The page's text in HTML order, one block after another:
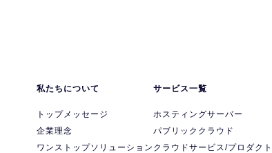
私たちについて
トップメッセージ
企業理念
ワンストップソリューション
サービス一覧
ホスティングサーバー
パブリッククラウド
クラウドサービス/プロダクト